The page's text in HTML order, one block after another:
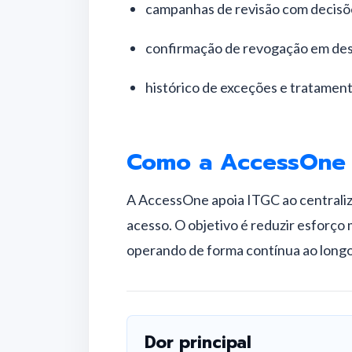
campanhas de revisão com
confirmação de revogação em
histórico de exceções e
Como a
A AccessOne apoia ITGC ao
acesso. O objetivo é reduzir
operando de forma contínua ao
Dor principal